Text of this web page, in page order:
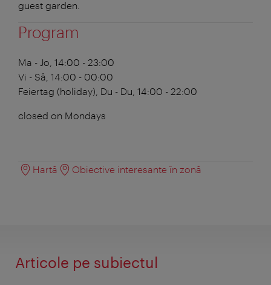
guest garden.
Program
Ma - Jo, 14:00 - 23:00
Vi - Sâ, 14:00 - 00:00
Feiertag (holiday), Du - Du, 14:00 - 22:00
closed on Mondays
Hartă Obiective interesante în zonă
Articole pe subiectul